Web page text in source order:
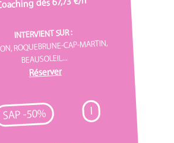
INTERVIENT SUR :
ROQUEBRUNE-CAP-MARTIN,
BEAUSOLEIL...
Réserver
SAP -50% I